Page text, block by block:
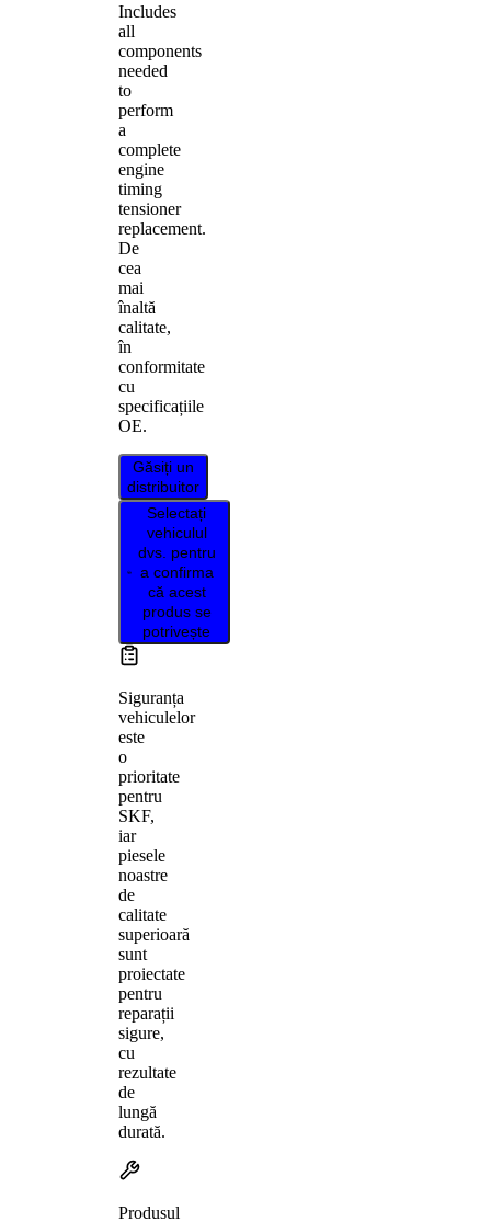
Includes
all
components
needed
to
perform
a
complete
engine
timing
tensioner
replacement.
De
cea
mai
înaltă
calitate,
în
conformitate
cu
specificațiile
OE.
Găsiți un
distribuitor
Selectați
vehiculul
dvs. pentru
a confirma
că acest
produs se
potrivește
Siguranța
vehiculelor
este
o
prioritate
pentru
SKF,
iar
piesele
noastre
de
calitate
superioară
sunt
proiectate
pentru
reparații
sigure,
cu
rezultate
de
lungă
durată.
Produsul